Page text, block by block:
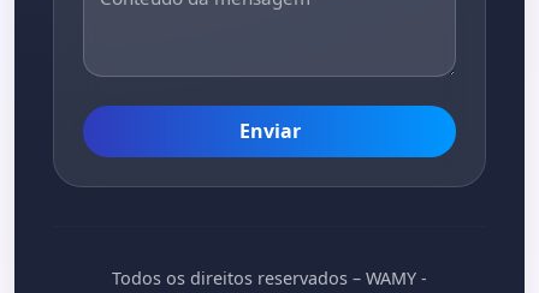
Enviar
Todos os direitos reservados – WAMY -